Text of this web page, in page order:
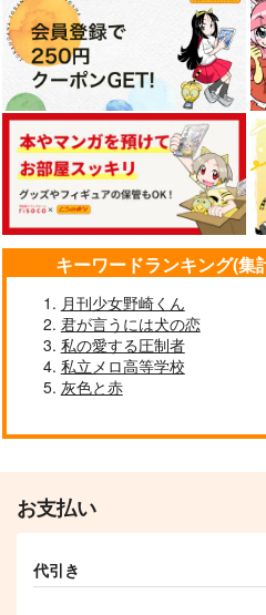
キーワードランキング(
月刊少女野崎くん
君が言うには犬の恋
私の愛する圧制者
私立メロ高等学校
灰色と赤
お支払い
代引き